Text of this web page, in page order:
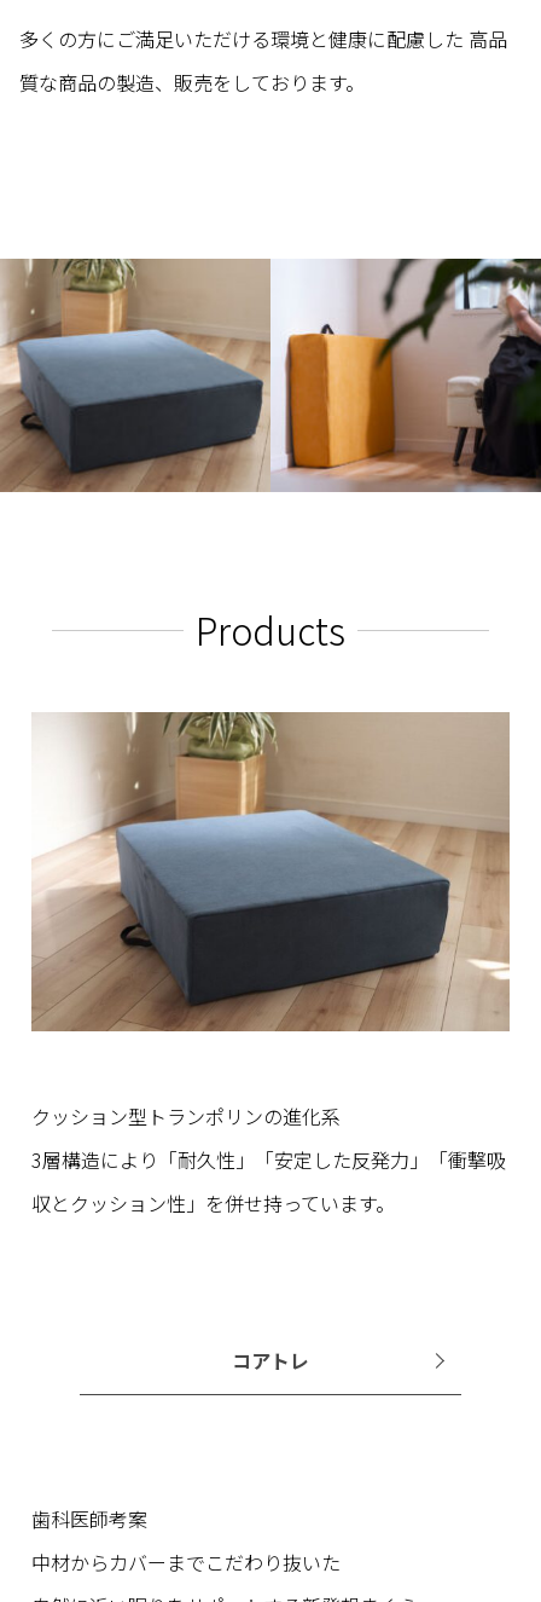
多くの方にご満足いただける環境と健康に配慮した 高品
質な商品の製造、販売をしております。
Products
クッション型トランポリンの進化系
3層構造により「耐久性」「安定した反発力」
「衝撃吸
収とクッション性」を併せ持っています。
コアトレ
歯科医師考案
中材からカバーまでこだわり抜いた